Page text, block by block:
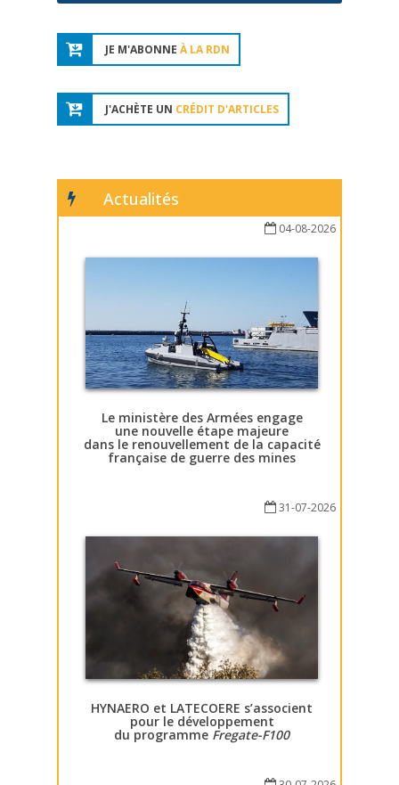
JE M'ABONNE À LA RDN
J'ACHÈTE UN CRÉDIT D'ARTICLES
Actualités
04-08-2026
Le ministère des Armées engage
une nouvelle étape majeure
dans le renouvellement de la capacité
française de guerre des mines
31-07-2026
HYNAERO et LATECOERE s’associent
pour le développement
du programme Fregate-F100